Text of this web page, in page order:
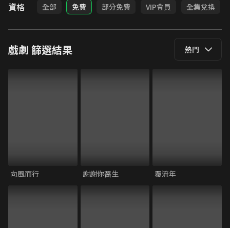
資格 全部 免費 部分免費 VIP會員 全集兌換
戲劇 篩選結果 熱門
向風而行 謝謝你醫生 覆流年